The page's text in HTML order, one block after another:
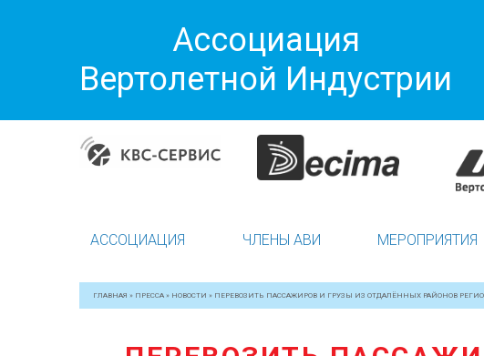
Ассоциация
Вертолетной Индустрии
АССОЦИАЦИЯ ЧЛЕНЫ АВИ МЕРОПРИЯТИЯ
ГЛАВНАЯ » ПРЕССА » НОВОСТИ » ПЕРЕВОЗИТЬ ПАССАЖИРОВ И ГРУЗЫ ИЗ ОТДАЛЁННЫХ РАЙОНОВ